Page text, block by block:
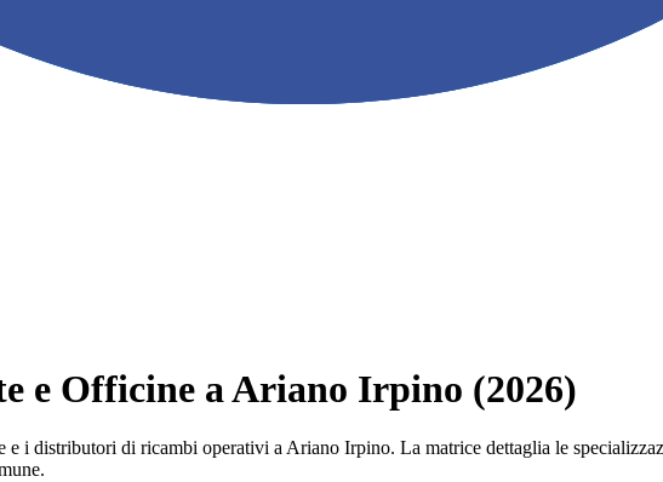
e Officine a Ariano Irpino (2026)
e i distributori di ricambi operativi a Ariano Irpino. La matrice dettaglia le